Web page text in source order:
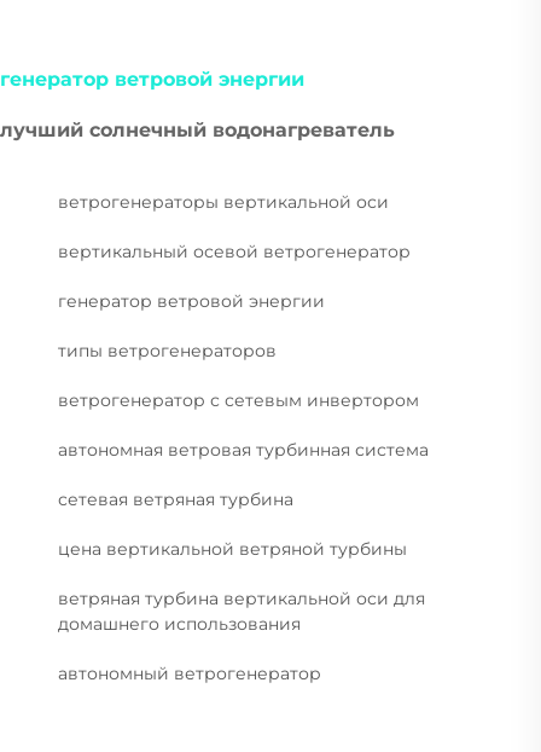
генератор ветровой энергии
лучший солнечный водонагреватель
ветрогенераторы вертикальной оси
вертикальный осевой ветрогенератор
генератор ветровой энергии
типы ветрогенераторов
ветрогенератор с сетевым инвертором
автономная ветровая турбинная система
сетевая ветряная турбина
цена вертикальной ветряной турбины
ветряная турбина вертикальной оси для
домашнего использования
автономный ветрогенератор